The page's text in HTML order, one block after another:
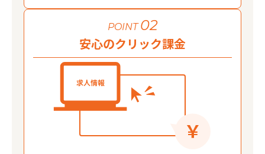
POINT 02
安心のクリック課金